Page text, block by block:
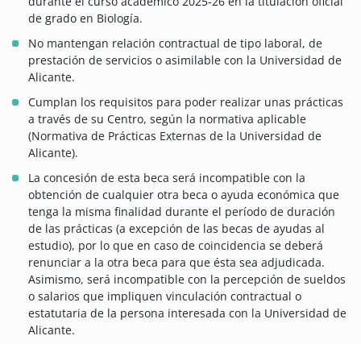
de grado en Biología.
No mantengan relación contractual de tipo laboral, de
prestación de servicios o asimilable con la Universidad de
Alicante.
Cumplan los requisitos para poder realizar unas prácticas
a través de su Centro, según la normativa aplicable
(Normativa de Prácticas Externas de la Universidad de
Alicante).
La concesión de esta beca será incompatible con la
obtención de cualquier otra beca o ayuda económica que
tenga la misma finalidad durante el período de duración
de las prácticas (a excepción de las becas de ayudas al
estudio), por lo que en caso de coincidencia se deberá
renunciar a la otra beca para que ésta sea adjudicada.
Asimismo, será incompatible con la percepción de sueldos
o salarios que impliquen vinculación contractual o
estatutaria de la persona interesada con la Universidad de
Alicante.